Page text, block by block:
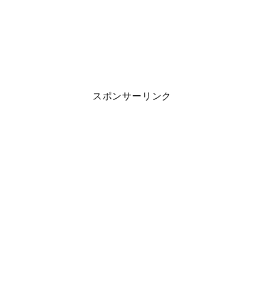
スポンサーリンク